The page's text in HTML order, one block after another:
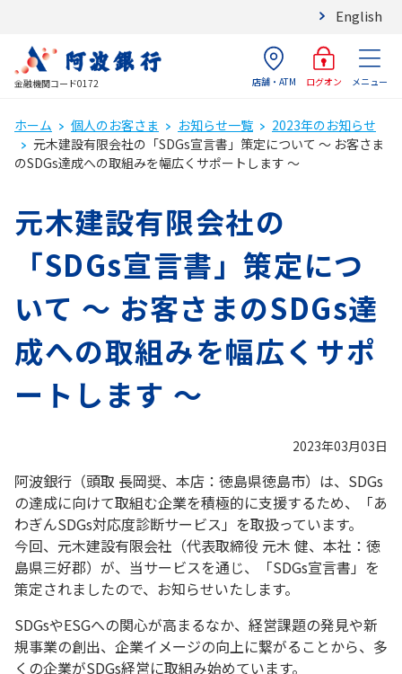
English
金融機関コード0172 店舗・ATM ログオン メニュー
ホーム 個人のお客さま お知らせ一覧
2023年のお知らせ
元木建設有限会社の「SDGs宣言書」策定について ～ お客さま
のSDGs達成への取組みを幅広くサポートします ～
元木建設有限会社の
「SDGs宣言書」策定につ
いて ～ お客さまのSDGs達
成への取組みを幅広くサポ
ートします ～
2023年03月03日
阿波銀行（頭取 長岡奨、本店：徳島県徳島市）は、SDGs
の達成に向けて取組む企業を積極的に支援するため、「あ
わぎんSDGs対応度診断サービス」を取扱っています。
今回、元木建設有限会社（代表取締役 元木 健、本社：徳
島県三好郡）が、当サービスを通じ、「SDGs宣言書」を
策定されましたので、お知らせいたします。
SDGsやESGへの関心が高まるなか、経営課題の発見や新
規事業の創出、企業イメージの向上に繋がることから、多
くの企業がSDGs経営に取組み始めています。